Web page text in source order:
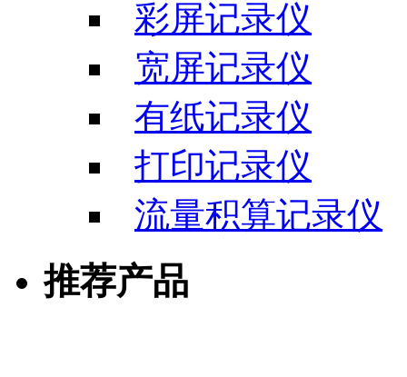
彩屏记录仪
宽屏记录仪
有纸记录仪
打印记录仪
流量积算记录仪
推荐产品